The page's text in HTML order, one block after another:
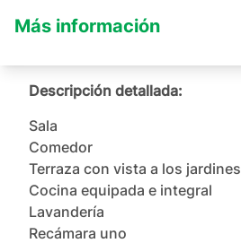
Más información
Descripción detallada:
Sala
Comedor
Terraza con vista a los
Cocina equipada e integral
Lavandería
Recámara uno